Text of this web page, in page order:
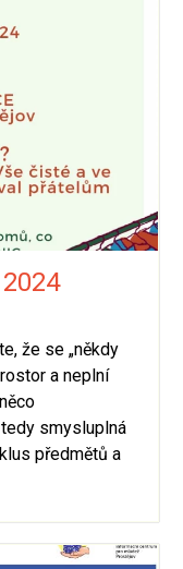
že se „někdy
a neplní
smysluplná
předmětů a